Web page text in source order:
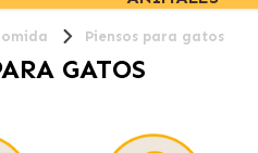
Piensos para gatos
GATOS